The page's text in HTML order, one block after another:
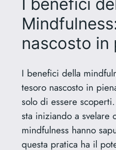
nascosto in
I benefici della
tesoro nascosto in
solo di essere
sta iniziando a
mindfulness hanno
questa pratica ha il